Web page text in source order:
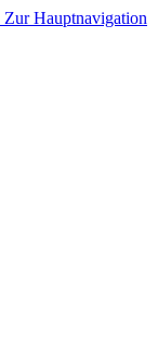
Zur Hauptnavigation